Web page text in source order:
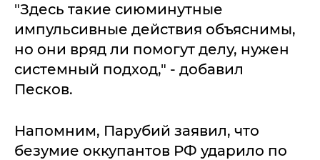
"Здесь такие сиюминутные
импульсивные действия объяснимы,
но они вряд ли помогут делу, нужен
системный подход," - добавил
Песков.
Напомним, Парубий заявил, что
безумие оккупантов РФ ударило по